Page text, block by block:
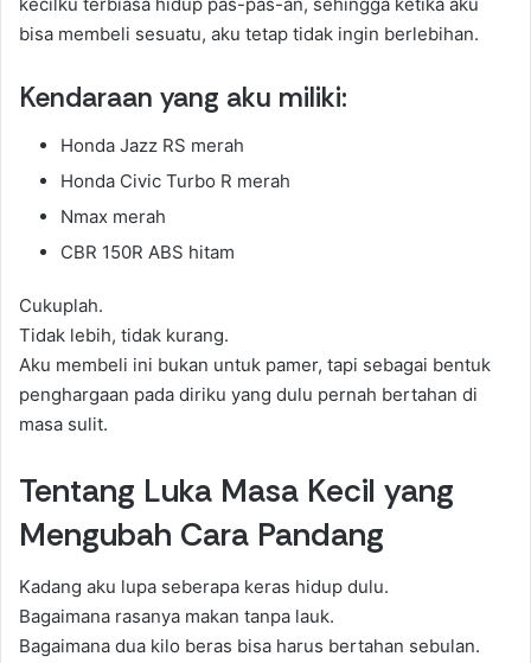
kecilku terbiasa hidup pas-pas-an, sehingga ketika aku
bisa membeli sesuatu, aku tetap tidak ingin berlebihan.
Kendaraan yang aku miliki:
Honda Jazz RS merah
Honda Civic Turbo R merah
Nmax merah
CBR 150R ABS hitam
Cukuplah.
Tidak lebih, tidak kurang.
Aku membeli ini bukan untuk pamer, tapi sebagai bentuk
penghargaan pada diriku yang dulu pernah bertahan di
masa sulit.
Tentang Luka Masa Kecil yang
Mengubah Cara Pandang
Kadang aku lupa seberapa keras hidup dulu.
Bagaimana rasanya makan tanpa lauk.
Bagaimana dua kilo beras bisa harus bertahan sebulan.